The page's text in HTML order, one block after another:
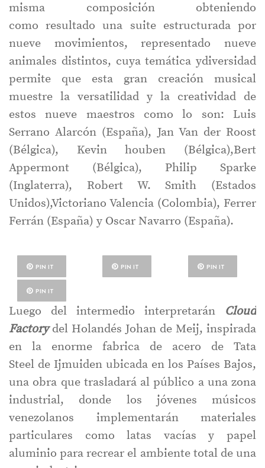
misma composición obteniendo
como resultado una suite estructurada por
nueve movimientos, representado nueve
animales distintos, cuya temática ydiversidad
permite que esta gran creación musical
muestre la versatilidad y la creatividad de
estos nueve maestros como lo son: Luis
Serrano Alarcón (España), Jan Van der Roost
(Bélgica), Kevin houben (Bélgica),Bert
Appermont (Bélgica), Philip Sparke
(Inglaterra), Robert W. Smith (Estados
Unidos),Victoriano Valencia (Colombia), Ferrer
Ferrán (España) y Oscar Navarro (España).
PIN IT PIN IT PIN IT
PIN IT
Luego del intermedio interpretarán Cloud
Factorydel Holandés Johan de Meij, inspirada
en la enorme fabrica de acero de Tata
Steel de Ijmuiden ubicada en los Países Bajos,
una obra que trasladará al público a una zona
industrial, donde los jóvenes músicos
venezolanos implementarán materiales
particulares como latas vacías y papel
aluminio para recrear el ambiente total de una